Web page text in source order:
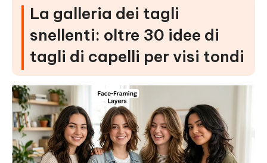
#3 Perfezionare l'aspetto complessivo
Come usare PixPretty (super semplice)
FAQ sui tagli di capelli snellenti per visi
rotondi
La galleria dei tagli
snellenti: oltre 30 idee di
tagli di capelli per visi tondi